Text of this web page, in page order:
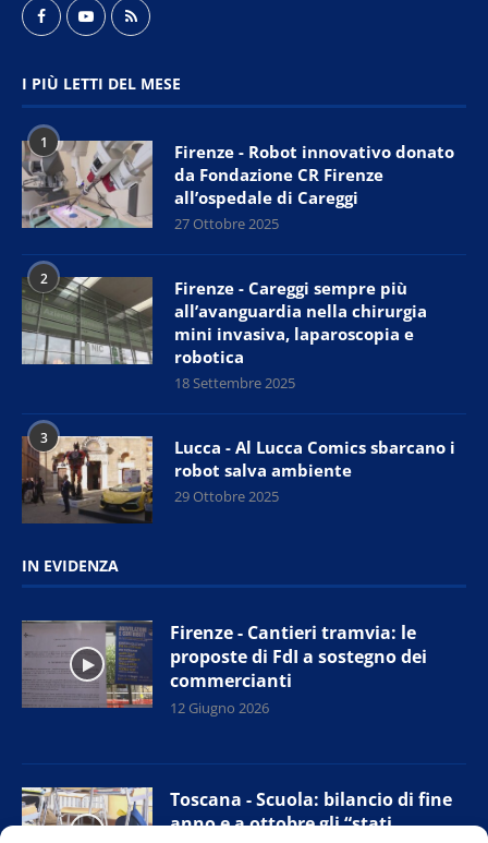
I PIÙ LETTI DEL MESE
1
Firenze - Robot innovativo donato
da Fondazione CR Firenze
all’ospedale di Careggi
27 Ottobre 2025
2
Firenze - Careggi sempre più
all’avanguardia nella chirurgia
mini invasiva, laparoscopia e
robotica
18 Settembre 2025
3
Lucca - Al Lucca Comics sbarcano i
robot salva ambiente
29 Ottobre 2025
IN EVIDENZA
Firenze - Cantieri tramvia: le
proposte di FdI a sostegno dei
commercianti
12 Giugno 2026
Toscana - Scuola: bilancio di fine
anno e a ottobre gli “stati